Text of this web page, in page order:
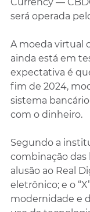
será operada
A moeda virtual
ainda está em
expectativa é
fim de 2024,
sistema
com o dinheiro.
Segundo a
combinação das
alusão ao Real
eletrônico; e o
modernidade e